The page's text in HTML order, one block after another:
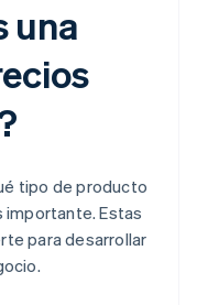
una
tipo de producto
importante. Estas
para desarrollar